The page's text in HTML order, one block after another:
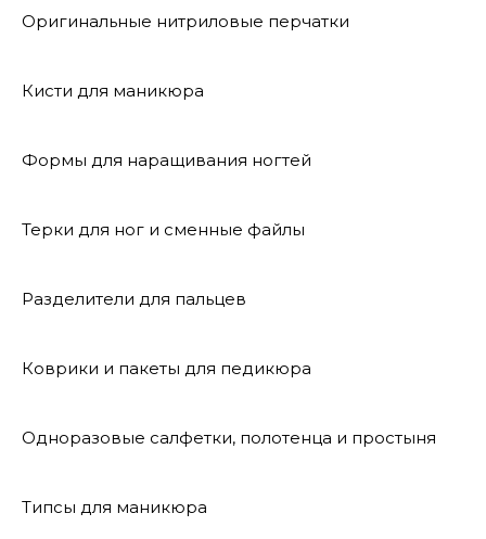
Оригинальные нитриловые перчатки
Кисти для маникюра
Формы для наращивания ногтей
Терки для ног и сменные файлы
Разделители для пальцев
Коврики и пакеты для педикюра
Одноразовые салфетки, полотенца и простыня
Типсы для маникюра